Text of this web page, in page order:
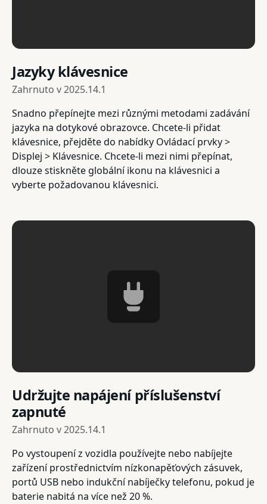
Jazyky klávesnice
Zahrnuto v2025.14.1
Snadno přepínejte mezi různými metodami zadávání
jazyka na dotykové obrazovce. Chcete-li přidat
klávesnice, přejděte do nabídky Ovládací prvky >
Displej > Klávesnice. Chcete-li mezi nimi přepínat,
dlouze stiskněte globální ikonu na klávesnici a
vyberte požadovanou klávesnici.
Udržujte napájení příslušenství
zapnuté
Zahrnuto v2025.14.1
Po vystoupení z vozidla používejte nebo nabíjejte
zařízení prostřednictvím nízkonapěťových zásuvek,
portů USB nebo indukční nabíječky telefonu, pokud je
baterie nabitá na více než 20 %.